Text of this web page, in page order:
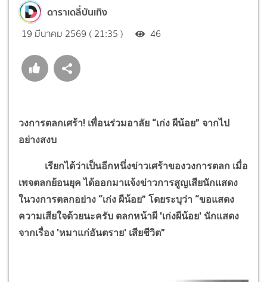
ดาราเดลี่บันเทิง
19 มีนาคม 2569 ( 21:35 ) 46
วงการตลกเศร้า! เพื่อนร่วมอาลัย “เก่ง ผีน้อย” จากไป
อย่างสงบ
เรียกได้ว่าเป็นอีกหนึ่งข่าวเศร้าของวงการตลก เมื่อ
เพจตลกย้อนยุค ได้ออกมาแจ้งข่าวการสูญเสียนักแสดง
ในวงการตลกอย่าง “เก่ง ผีน้อย” โดยระบุว่า “ขอแสดง
ความเสียใจด้วยนะครับ ตลกหน้าผี 'เก่งผีน้อย' นักแสดง
จากเรื่อง 'หมาแก่อันตราย' เสียชีวิต”